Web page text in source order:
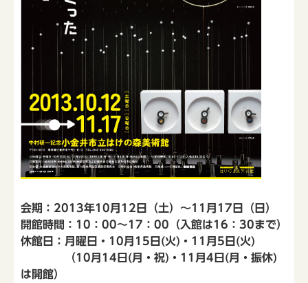
会期：2013年10月12日（土）～11月17日（日）
開館時間：10：00～17：00（入館は16：30まで）
休館日：月曜日・10月15日(火)・11月5日(火)
（10月14日(月・祝)・11月4日(月・振休)
は開館）